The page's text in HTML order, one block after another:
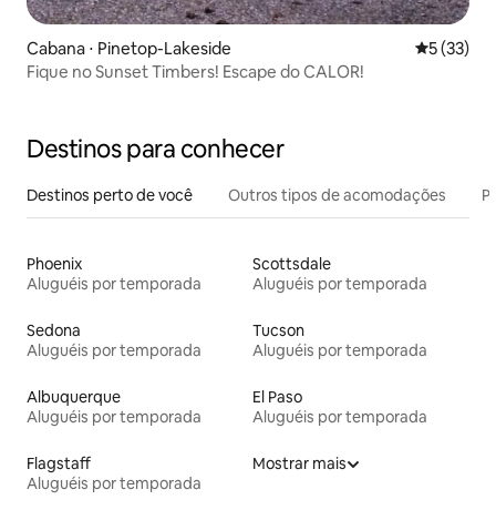
Cabana ⋅ Pinetop-Lakeside 5 de uma
5 (33)
Fique no Sunset Timbers! Escape do CALOR!
Destinos para conhecer
Destinos perto de você Outros tipos de acomodações
Phoenix
Aluguéis por temporada
Scottsdale
Aluguéis por temporada
Sedona
Aluguéis por temporada
Tucson
Aluguéis por temporada
Albuquerque
Aluguéis por temporada
El Paso
Aluguéis por temporada
Flagstaff
Aluguéis por temporada
Mostrar mais